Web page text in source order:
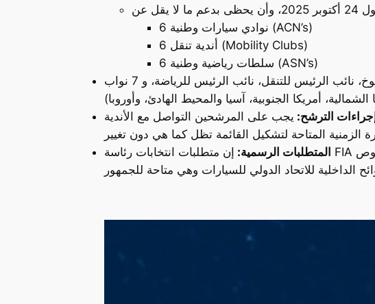
6 نوادي سيارات وطنية (ACN’s)
6 أندية تنقل (Mobility Clubs)
6 سلطات رياضية وطنية (ASN’s)
يضم الفريق الرئاسي المقترح مناصب قيادية تشمل: الرئيس (قائد القائمة)، رئيس مجلس الشيوخ، نائب الرئيس للتنقل، نائب الرئيس للرياضة، و 7 نواب
الترشح: يجب على المرشحين التواصل مع الأندية (Clubs) للحصول على دعمها قبل تقديم الأسماء إلى لجنة الموافقة على الترشيحات للموافقة،
المتطلبات الرسمية: إن متطلبات انتخابات رئاسة FIA لعام 2025، بما في ذلك المواعيد النهائية ومعايير الأهلية للقائمة الرئاسية والمجالس العالمية، منصوص